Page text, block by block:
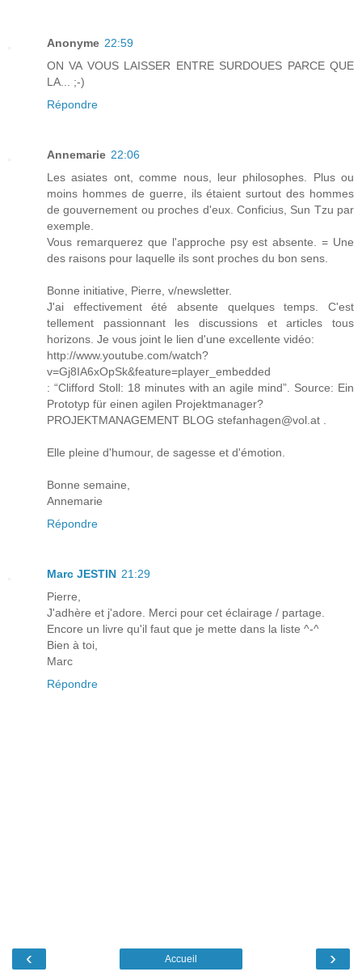
Anonyme 22:59
ON VA VOUS LAISSER ENTRE SURDOUES PARCE QUE
LA... ;-)
Répondre
Annemarie 22:06
Les asiates ont, comme nous, leur philosophes. Plus ou
moins hommes de guerre, ils étaient surtout des hommes
de gouvernement ou proches d'eux. Conficius, Sun Tzu par
exemple.
Vous remarquerez que l'approche psy est absente. = Une
des raisons pour laquelle ils sont proches du bon sens.
Bonne initiative, Pierre, v/newsletter.
J'ai effectivement été absente quelques temps. C'est
tellement passionnant les discussions et articles tous
horizons. Je vous joint le lien d'une excellente vidéo:
http://www.youtube.com/watch?
v=Gj8IA6xOpSk&feature=player_embedded
: “Clifford Stoll: 18 minutes with an agile mind”. Source: Ein
Prototyp für einen agilen Projektmanager?
PROJEKTMANAGEMENT BLOG stefanhagen@vol.at .
Elle pleine d'humour, de sagesse et d'émotion.
Bonne semaine,
Annemarie
Répondre
Marc JESTIN 21:29
Pierre,
J'adhère et j'adore. Merci pour cet éclairage / partage.
Encore un livre qu'il faut que je mette dans la liste ^-^
Bien à toi,
Marc
Répondre
‹ ›
Accueil